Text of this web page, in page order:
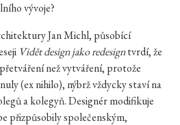
vývoje?
Jan Michl, působící
Vidět design jako redesigntvrdí, že
než vytváření, protože
(ex nihilo), nýbrž vždycky staví na
a kolegyň. Designér modifikuje
přizpůsobily společenským,